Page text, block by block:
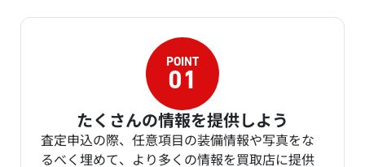
たくさんの情報を提供しよう
査定申込の際、任意項目の装備情報や写真をな
るべく埋めて、より多くの情報を買取店に提供